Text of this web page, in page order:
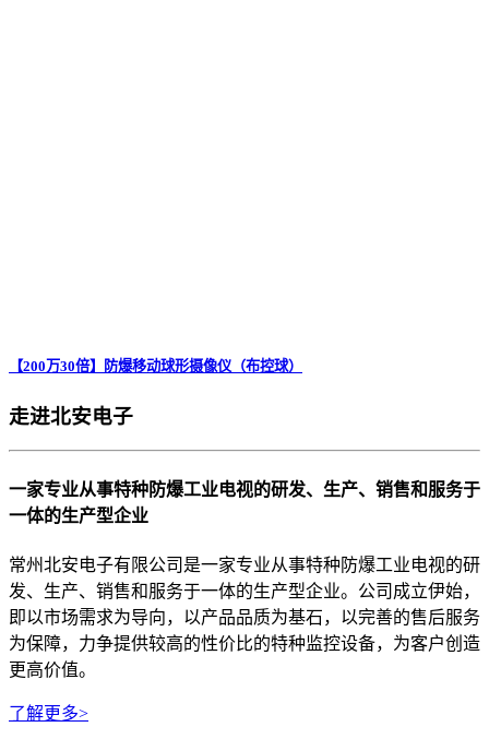
【200万30倍】防爆移动球形摄像仪（布控球）
走进北安电子
一家专业从事特种防爆工业电视的研发、生产、销售和服务于
一体的生产型企业
常州北安电子有限公司是一家专业从事特种防爆工业电视的研
发、生产、销售和服务于一体的生产型企业。公司成立伊始，
即以市场需求为导向，以产品品质为基石，以完善的售后服务
为保障，力争提供较高的性价比的特种监控设备，为客户创造
更高价值。
了解更多>